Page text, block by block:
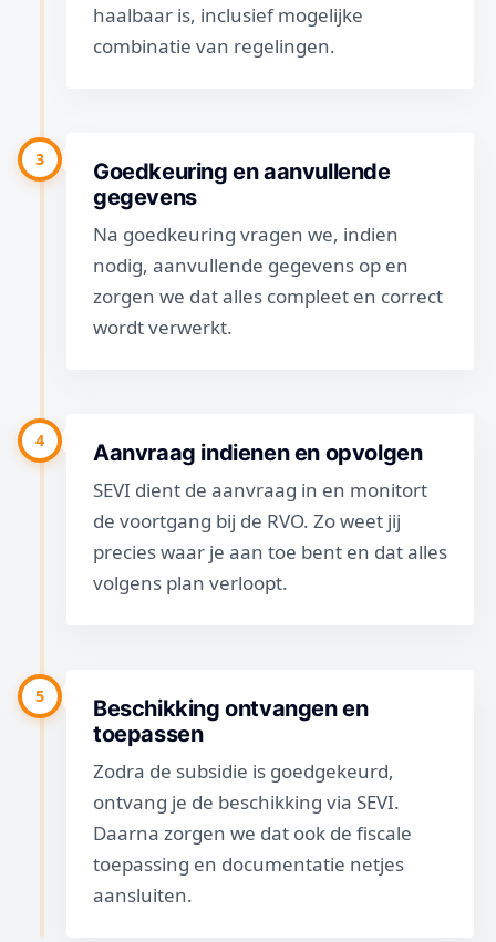
haalbaar is, inclusief mogelijke
combinatie van regelingen.
3
Goedkeuring en aanvullende
gegevens
Na goedkeuring vragen we, indien
nodig, aanvullende gegevens op en
zorgen we dat alles compleet en correct
wordt verwerkt.
4 Aanvraag indienen en opvolgen
SEVI dient de aanvraag in en monitort
de voortgang bij de RVO. Zo weet jij
precies waar je aan toe bent en dat alles
volgens plan verloopt.
5
Beschikking ontvangen en
toepassen
Zodra de subsidie is goedgekeurd,
ontvang je de beschikking via SEVI.
Daarna zorgen we dat ook de fiscale
toepassing en documentatie netjes
aansluiten.